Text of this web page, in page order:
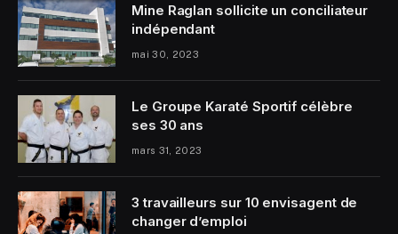
Mine Raglan sollicite un conciliateur
indépendant
mai 30, 2023
Le Groupe Karaté Sportif célèbre
ses 30 ans
mars 31, 2023
3 travailleurs sur 10 envisagent de
changer d’emploi